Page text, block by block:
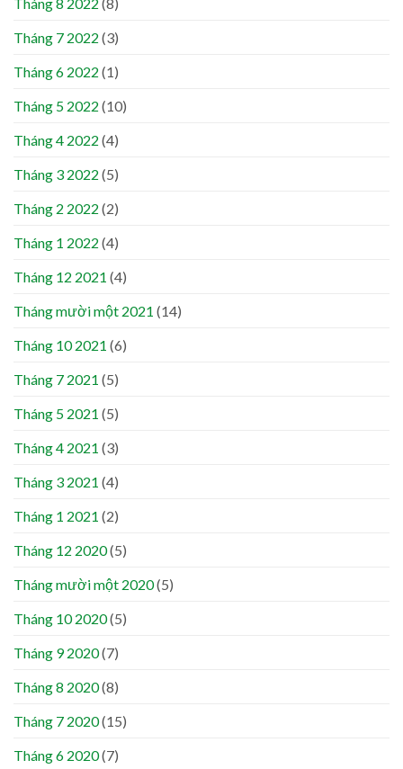
Tháng 7 2022 (3)
Tháng 6 2022 (1)
Tháng 5 2022 (10)
Tháng 4 2022 (4)
Tháng 3 2022 (5)
Tháng 2 2022 (2)
Tháng 1 2022 (4)
Tháng 12 2021 (4)
Tháng mười một 2021 (14)
Tháng 10 2021 (6)
Tháng 7 2021 (5)
Tháng 5 2021 (5)
Tháng 4 2021 (3)
Tháng 3 2021 (4)
Tháng 1 2021 (2)
Tháng 12 2020(5)
Tháng mười một 2020(5)
Tháng 10 2020(5)
Tháng 9 2020(7)
Tháng 8 2020(8)
Tháng 7 2020(15)
Tháng 6 2020(7)